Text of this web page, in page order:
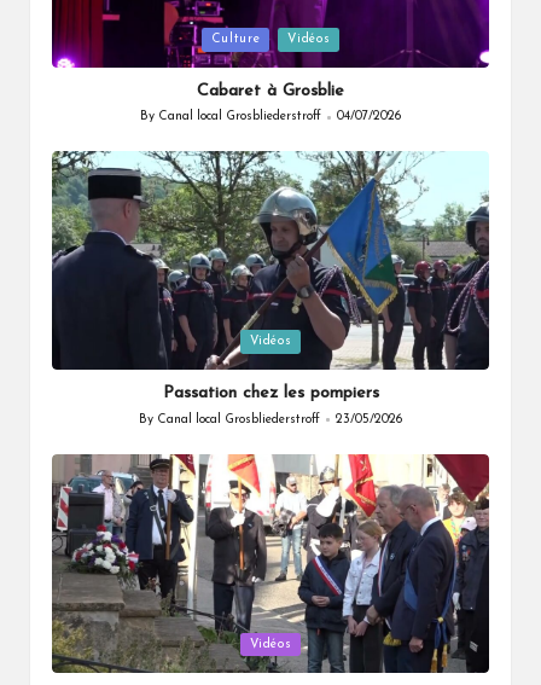
Posted
in
Culture Vidéos
Cabaret à Grosblie
Posted
By Canal local Grosbliederstroff 04/07/2026
in
Vidéos
Passation chez les pompiers
Posted
By Canal local Grosbliederstroff 23/05/2026
Posted
in
Vidéos